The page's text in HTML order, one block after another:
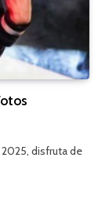
disfruta de